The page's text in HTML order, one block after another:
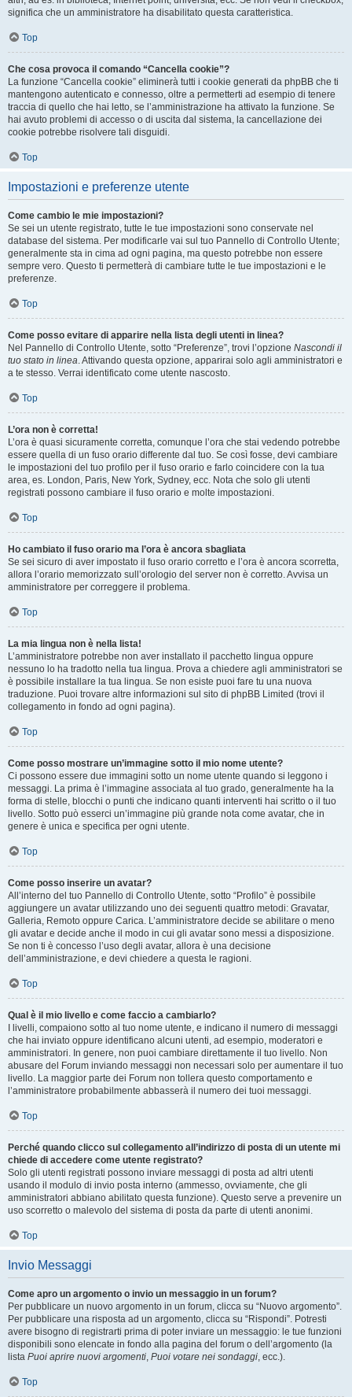
significa che un amministratore ha disabilitato questa caratteristica.
Top
Che cosa provoca il comando “Cancella cookie”?
La funzione “Cancella cookie” eliminerà tutti i cookie generati da phpBB che ti
mantengono autenticato e connesso, oltre a permetterti ad esempio di tenere
traccia di quello che hai letto, se l’amministrazione ha attivato la funzione. Se
hai avuto problemi di accesso o di uscita dal sistema, la cancellazione dei
cookie potrebbe risolvere tali disguidi.
Top
Impostazioni e preferenze utente
Come cambio le mie impostazioni?
Se sei un utente registrato, tutte le tue impostazioni sono conservate nel
database del sistema. Per modificarle vai sul tuo Pannello di Controllo Utente;
generalmente sta in cima ad ogni pagina, ma questo potrebbe non essere
sempre vero. Questo ti permetterà di cambiare tutte le tue impostazioni e le
preferenze.
Top
Come posso evitare di apparire nella lista degli utenti in linea?
Nel Pannello di Controllo Utente, sotto “Preferenze”, trovi l’opzione Nascondi il
tuo stato in linea. Attivando questa opzione, apparirai solo agli amministratori e
a te stesso. Verrai identificato come utente nascosto.
Top
L’ora non è corretta!
L’ora è quasi sicuramente corretta, comunque l’ora che stai vedendo potrebbe
essere quella di un fuso orario differente dal tuo. Se così fosse, devi cambiare
le impostazioni del tuo profilo per il fuso orario e farlo coincidere con la tua
area, es. London, Paris, New York, Sydney, ecc. Nota che solo gli utenti
registrati possono cambiare il fuso orario e molte impostazioni.
Top
Ho cambiato il fuso orario ma l’ora è ancora sbagliata
Se sei sicuro di aver impostato il fuso orario corretto e l’ora è ancora scorretta,
allora l’orario memorizzato sull’orologio del server non è corretto. Avvisa un
amministratore per correggere il problema.
Top
La mia lingua non è nella lista!
L’amministratore potrebbe non aver installato il pacchetto lingua oppure
nessuno lo ha tradotto nella tua lingua. Prova a chiedere agli amministratori se
è possibile installare la tua lingua. Se non esiste puoi fare tu una nuova
traduzione. Puoi trovare altre informazioni sul sito di phpBB Limited (trovi il
collegamento in fondo ad ogni pagina).
Top
Come posso mostrare un’immagine sotto il mio nome utente?
Ci possono essere due immagini sotto un nome utente quando si leggono i
messaggi. La prima è l’immagine associata al tuo grado, generalmente ha la
forma di stelle, blocchi o punti che indicano quanti interventi hai scritto o il tuo
livello. Sotto può esserci un’immagine più grande nota come avatar, che in
genere è unica e specifica per ogni utente.
Top
Come posso inserire un avatar?
All’interno del tuo Pannello di Controllo Utente, sotto “Profilo” è possibile
aggiungere un avatar utilizzando uno dei seguenti quattro metodi: Gravatar,
Galleria, Remoto oppure Carica. L’amministratore decide se abilitare o meno
gli avatar e decide anche il modo in cui gli avatar sono messi a disposizione.
Se non ti è concesso l’uso degli avatar, allora è una decisione
dell’amministrazione, e devi chiedere a questa le ragioni.
Top
Qual è il mio livello e come faccio a cambiarlo?
I livelli, compaiono sotto al tuo nome utente, e indicano il numero di messaggi
che hai inviato oppure identificano alcuni utenti, ad esempio, moderatori e
amministratori. In genere, non puoi cambiare direttamente il tuo livello. Non
abusare del Forum inviando messaggi non necessari solo per aumentare il tuo
livello. La maggior parte dei Forum non tollera questo comportamento e
l’amministratore probabilmente abbasserà il numero dei tuoi messaggi.
Top
Perché quando clicco sul collegamento all’indirizzo di posta di un utente mi
chiede di accedere come utente registrato?
Solo gli utenti registrati possono inviare messaggi di posta ad altri utenti
usando il modulo di invio posta interno (ammesso, ovviamente, che gli
amministratori abbiano abilitato questa funzione). Questo serve a prevenire un
uso scorretto o malevolo del sistema di posta da parte di utenti anonimi.
Top
Invio Messaggi
Come apro un argomento o invio un messaggio in un forum?
Per pubblicare un nuovo argomento in un forum, clicca su “Nuovo argomento”.
Per pubblicare una risposta ad un argomento, clicca su “Rispondi”. Potresti
avere bisogno di registrarti prima di poter inviare un messaggio: le tue funzioni
disponibili sono elencate in fondo alla pagina del forum o dell’argomento (la
lista Puoi aprire nuovi argomenti, Puoi votare nei sondaggi, ecc.).
Top